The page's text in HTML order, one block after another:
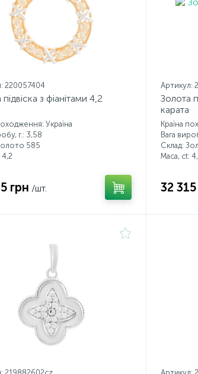
220057404
з фіанітами 4,2
Україна
г.: 3,58
585
4,2
грн /шт.
Артикул:
Золота
карата
Країна
Вага
Склад:
Маса, ct:
32